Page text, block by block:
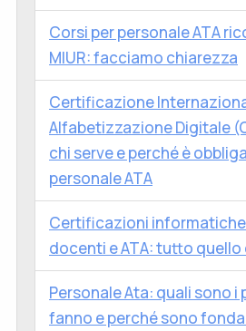
Corsi per personale ATA
MIUR: facciamo chiarezza
Certificazione
Alfabetizzazione Digitale
chi serve e perché è
personale ATA
Certificazioni
docenti e ATA: tutto quello
Personale Ata: quali sono i
fanno e perché sono